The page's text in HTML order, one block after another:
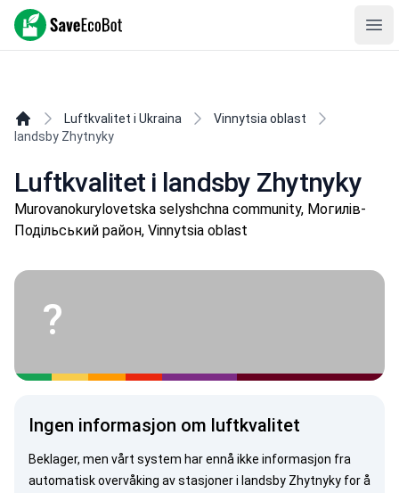
SaveEcoBot
Luftkvalitet i Ukraina
Vinnytsia oblast
landsby Zhytnyky
Luftkvalitet i landsby Zhytnyky
Murovanokurylovetska selyshchna community, Могилів-
Подільський район, Vinnytsia oblast
?
Ingen informasjon om luftkvalitet
Beklager, men vårt system har ennå ikke informasjon fra
automatisk overvåking av stasjoner i landsby Zhytnyky for å